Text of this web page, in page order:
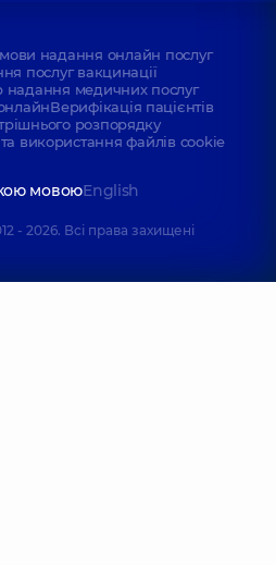
надання онлайн послуг
послуг вакцинації
надання медичних послуг
Верифікація пацієнтів
розпорядку
використання файлів cookie
мовоюEnglish
- 2026. Всі права захищені